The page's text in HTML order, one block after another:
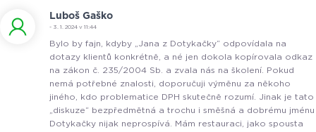
Luboš Gaško
- 3. 1. 2024 v 11:44
Bylo by fajn, kdyby „Jana z Dotykačky“ odpovídala na
dotazy klientů konkrétně, a né jen dokola kopírovala odkaz
na zákon č. 235/2004 Sb. a zvala nás na školení. Pokud
nemá potřebné znalosti, doporučuji výměnu za někoho
jiného, kdo problematice DPH skutečně rozumí. Jinak je tato
„diskuze“ bezpředmětná a trochu i směšná a dobrému jménu
Dotykačky nijak neprospívá. Mám restauraci, jako spousta